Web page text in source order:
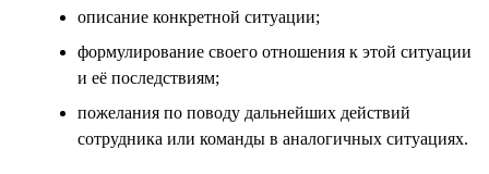
описание конкретной ситуации;
формулирование своего отношения к этой ситуации
и её последствиям;
пожелания по поводу дальнейших действий
сотрудника или команды в аналогичных ситуациях.